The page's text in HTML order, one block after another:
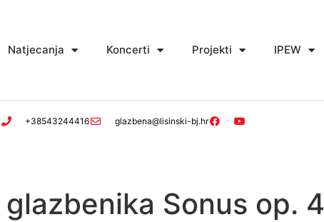
Natjecanja Koncerti Projekti IPEW
+38543244416 glazbena@lisinski-bj.hr
Sonus op. 4